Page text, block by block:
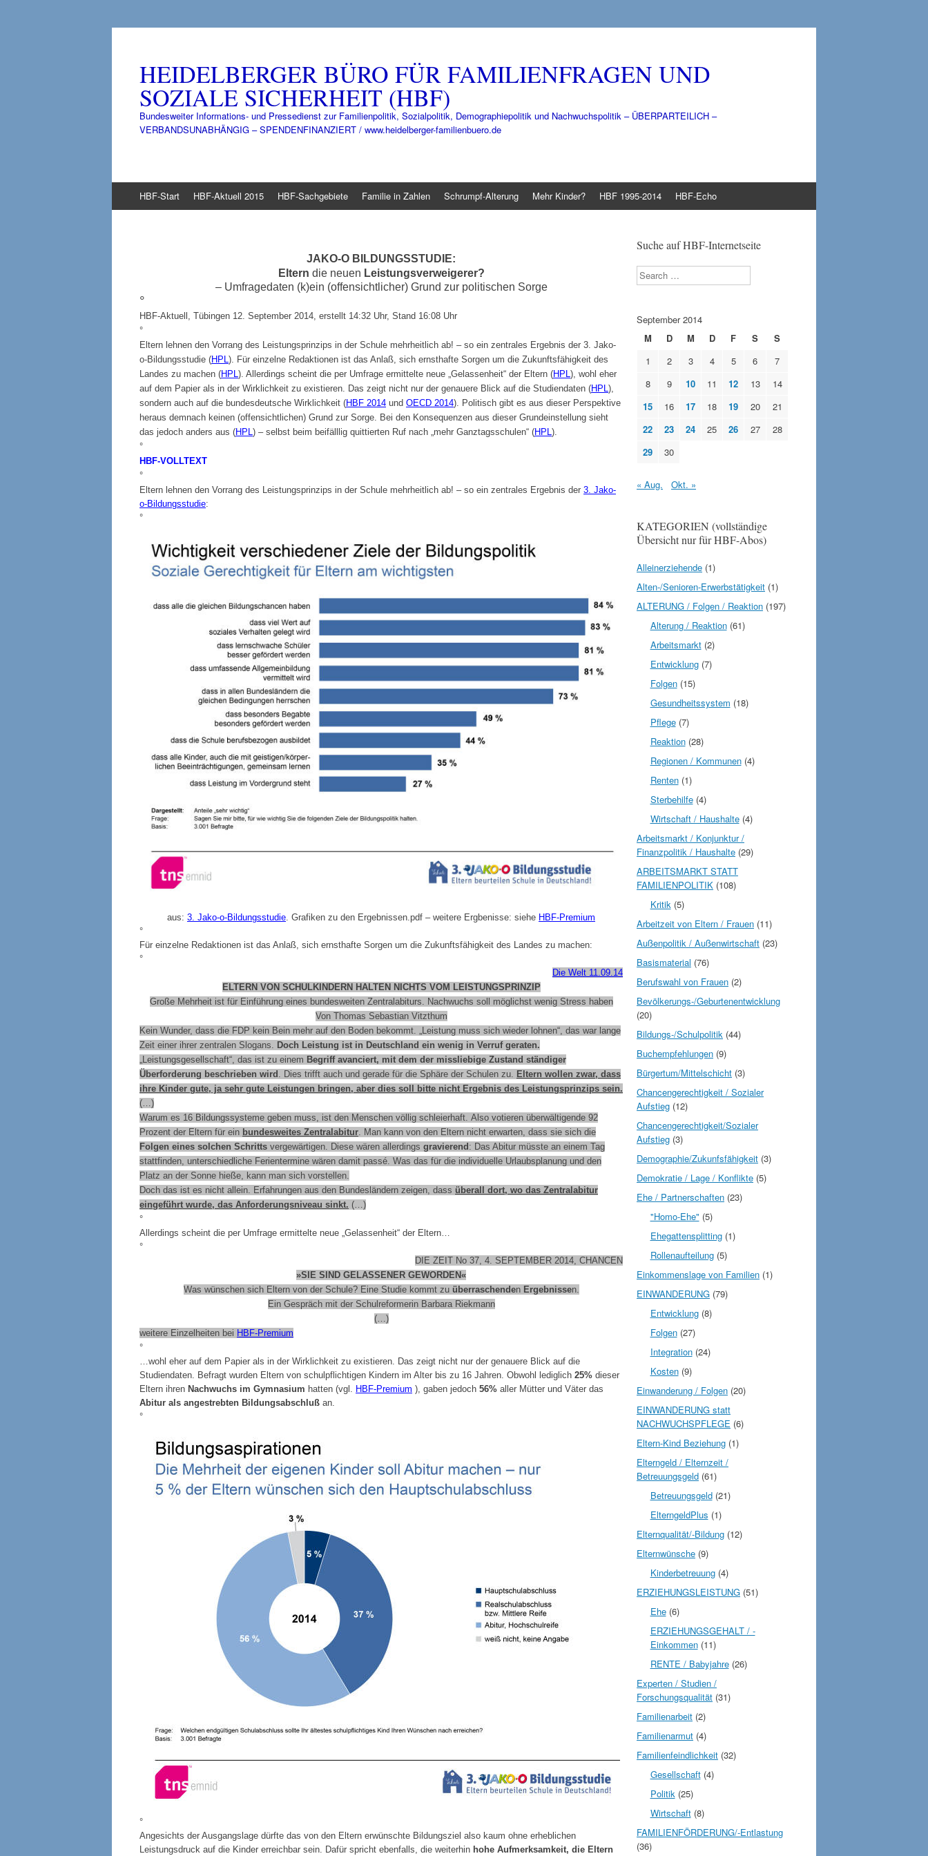
HEIDELBERGER BÜRO FÜR FAMILIENFRAGEN UND
SOZIALE SICHERHEIT (HBF)
Bundesweiter Informations- und Pressedienst zur Familienpolitik, Sozialpolitik, Demographiepolitik und Nachwuchspolitik – ÜBERPARTEILICH –
VERBANDSUNABHÄNGIG – SPENDENFINANZIERT / www.heidelberger-familienbuero.de
Inhalt
HBF-Start HBF-Aktuell 2015 HBF-Sachgebiete Familie in Zahlen Schrumpf-Alterung Mehr Kinder? HBF 1995-2014 HBF-Echo
JAKO-O BILDUNGSSTUDIE:
Eltern die neuen Leistungsverweigerer?
– Umfragedaten (k)ein (offensichtlicher) Grund zur politischen Sorge
°
HBF-Aktuell, Tübingen 12. September 2014, erstellt 14:32 Uhr, Stand 16:08 Uhr
°
Eltern lehnen den Vorrang des Leistungsprinzips in der Schule mehrheitlich ab! – so ein zentrales Ergebnis der 3. Jako-
o-Bildungsstudie (HPL ). Für einzelne Redaktionen ist das Anlaß, sich ernsthafte Sorgen um die Zukunftsfähigkeit des
Landes zu machen (HPL ). Allerdings scheint die per Umfrage ermittelte neue „Gelassenheit“ der Eltern (HPL ), wohl eher
auf dem Papier als in der Wirklichkeit zu existieren. Das zeigt nicht nur der genauere Blick auf die Studiendaten (HPL ),
sondern auch auf die bundesdeutsche Wirklichkeit (HBF 2014 und OECD 2014). Politisch gibt es aus dieser Perspektive
heraus demnach keinen (offensichtlichen) Grund zur Sorge. Bei den Konsequenzen aus dieser Grundeinstellung sieht
das jedoch anders aus (HPL ) – selbst beim beifälllig quittierten Ruf nach „mehr Ganztagsschulen“ (HPL ).
°
HBF-VOLLTEXT
°
Eltern lehnen den Vorrang des Leistungsprinzips in der Schule mehrheitlich ab! – so ein zentrales Ergebnis der 3. Jako-
o-Bildungsstudie:
°
aus: 3. Jako-o-Bildungsstudie . Grafiken zu den Ergebnissen.pdf – weitere Ergbenisse: siehe HBF-Premium
°
Für einzelne Redaktionen ist das Anlaß, sich ernsthafte Sorgen um die Zukunftsfähigkeit des Landes zu machen:
°
Die Welt 11.09.14
ELTERN VON SCHULKINDERN HALTEN NICHTS VOM LEISTUNGSPRINZIP
Große Mehrheit ist für Einführung eines bundesweiten Zentralabiturs. Nachwuchs soll möglichst wenig Stress haben
Von Thomas Sebastian Vitzthum
Kein Wunder, dass die FDP kein Bein mehr auf den Boden bekommt. „Leistung muss sich wieder lohnen“, das war lange
Zeit einer ihrer zentralen Slogans. Doch Leistung ist in Deutschland ein wenig in Verruf geraten.
„Leistungsgesellschaft“, das ist zu einem Begriff avanciert, mit dem der missliebige Zustand ständiger
Überforderung beschrieben wird . Dies trifft auch und gerade für die Sphäre der Schulen zu. Eltern wollen zwar, dass
ihre Kinder gute, ja sehr gute Leistungen bringen, aber dies soll bitte nicht Ergebnis des Leistungsprinzips sein.
(…)
Warum es 16 Bildungssysteme geben muss, ist den Menschen völlig schleierhaft. Also votieren überwältigende 92
Prozent der Eltern für ein bundesweites Zentralabitur . Man kann von den Eltern nicht erwarten, dass sie sich die
Folgen eines solchen Schritts vergewärtigen. Diese wären allerdings gravierend: Das Abitur müsste an einem Tag
stattfinden, unterschiedliche Ferientermine wären damit passé. Was das für die individuelle Urlaubsplanung und den
Platz an der Sonne hieße, kann man sich vorstellen.
Doch das ist es nicht allein. Erfahrungen aus den Bundesländern zeigen, dass überall dort, wo das Zentralabitur
eingeführt wurde, das Anforderungsniveau sinkt. (…)
°
Allerdings scheint die per Umfrage ermittelte neue „Gelassenheit“ der Eltern…
°
DIE ZEIT No 37, 4. SEPTEMBER 2014, CHANCEN
»SIE SIND GELASSENER GEWORDEN«
Was wünschen sich Eltern von der Schule? Eine Studie kommt zu überraschenden Ergebnissen.
Ein Gespräch mit der Schulreformerin Barbara Riekmann
(…)
weitere Einzelheiten bei HBF-Premium
°
…wohl eher auf dem Papier als in der Wirklichkeit zu existieren. Das zeigt nicht nur der genauere Blick auf die
Studiendaten. Befragt wurden Eltern von schulpflichtigen Kindern im Alter bis zu 16 Jahren. Obwohl lediglich 25% dieser
Eltern ihren Nachwuchs im Gymnasium hatten (vgl. HBF-Premium ), gaben jedoch 56% aller Mütter und Väter das
Abitur als angestrebten Bildungsabschluß an.
°
°
Angesichts der Ausgangslage dürfte das von den Eltern erwünschte Bildungsziel also kaum ohne erheblichen
Leistungsdruck auf die Kinder erreichbar sein. Dafür spricht ebenfalls, die weiterhin hohe Aufmerksamkeit, die Eltern
Suche auf HBF-Internetseite
Search
September 2014
M
D M D F S
S
1
2 3 4 5 6
7
8
9 10 11 12 13
14
15
16 17 18 19 20
21
22
23 24 25 26 27
28
29
30
« Aug. Okt. »
KATEGORIEN (vollständige
Übersicht nur für HBF-Abos)
Alleinerziehende (1)
Alten-/Senioren-Erwerbstätigkeit (1)
ALTERUNG / Folgen / Reaktion (197)
Alterung / Reaktion(61)
Arbeitsmarkt(2)
Entwicklung(7)
Folgen(15)
Gesundheitssystem (18)
Pflege(7)
Reaktion(28)
Regionen / Kommunen(4)
Renten(1)
Sterbehilfe(4)
Wirtschaft / Haushalte(4)
Arbeitsmarkt / Konjunktur /
Finanzpolitik / Haushalte (29)
ARBEITSMARKT STATT
FAMILIENPOLITIK (108)
Kritik(5)
Arbeitzeit von Eltern / Frauen (11)
Außenpolitik / Außenwirtschaft (23)
Basismaterial (76)
Berufswahl von Frauen (2)
Bevölkerungs-/Geburtenentwicklung
(20)
Bildungs-/Schulpolitik (44)
Buchempfehlungen (9)
Bürgertum/Mittelschicht (3)
Chancengerechtigkeit / Sozialer
Aufstieg (12)
Chancengerechtigkeit/Sozialer
Aufstieg (3)
Demographie/Zukunfsfähigkeit (3)
Demokratie / Lage / Konflikte (5)
Ehe / Partnerschaften (23)
"Homo-Ehe" (5)
Ehegattensplitting(1)
Rollenaufteilung(5)
Einkommenslage von Familien (1)
EINWANDERUNG (79)
Entwicklung(8)
Folgen(27)
Integration(24)
Kosten(9)
Einwanderung / Folgen (20)
EINWANDERUNG statt
NACHWUCHSPFLEGE (6)
Eltern-Kind Beziehung (1)
Elterngeld / Elternzeit /
Betreuungsgeld (61)
Betreuungsgeld(21)
ElterngeldPlus (1)
Elternqualität/-Bildung (12)
Elternwünsche (9)
Kinderbetreuung(4)
ERZIEHUNGSLEISTUNG (51)
Ehe(6)
ERZIEHUNGSGEHALT / -
Einkommen(11)
RENTE / Babyjahre(26)
Experten / Studien /
Forschungsqualität (31)
Familienarbeit (2)
Familienarmut (4)
Familienfeindlichkeit (32)
Gesellschaft(4)
Politik(25)
Wirtschaft(8)
FAMILIENFÖRDERUNG/-Entlastung
(36)